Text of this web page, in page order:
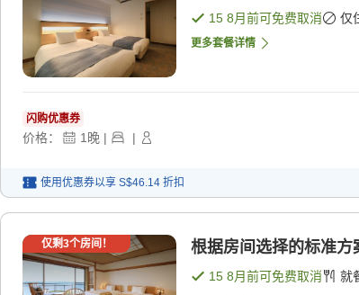
15 8月前可免费取消 仅
更多套餐详情
闪购优惠券
价格： 1晚 | |
使用优惠券以享 S$46.14 折扣
仅剩3个房间！ 根据房间选择的标准
15 8月前可免费取消 就